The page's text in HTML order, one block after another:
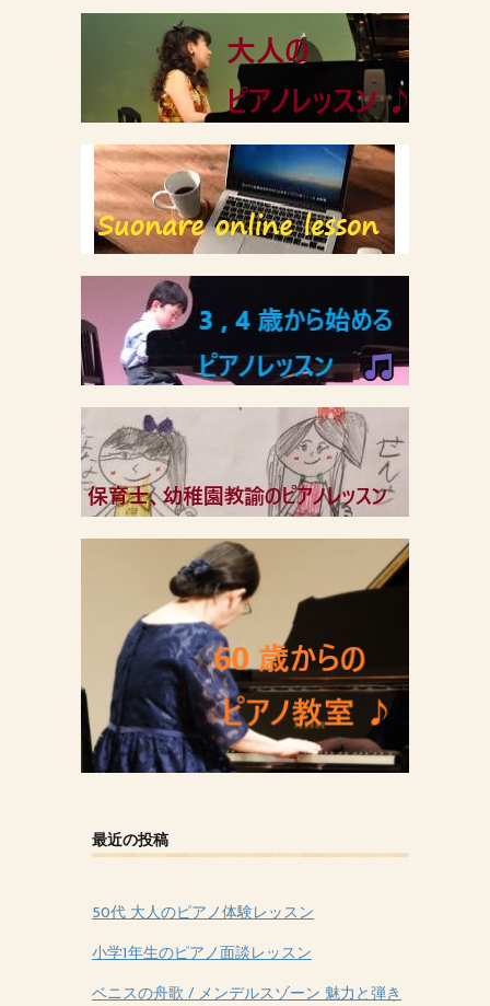
最近の投稿
50代 大人のピアノ体験レッスン
小学1年生のピアノ面談レッスン
ベニスの舟歌 / メンデルスゾーン 魅力と弾き